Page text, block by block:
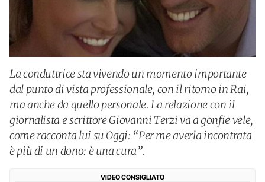
La conduttrice sta vivendo un momento importante
dal punto di vista professionale, con il ritorno in Rai,
ma anche da quello personale. La relazione con il
giornalista e scrittore Giovanni Terzi va a gonfie vele,
come racconta lui su Oggi: “Per me averla incontrata
è più di un dono: è una cura”.
VIDEO CONSIGLIATO